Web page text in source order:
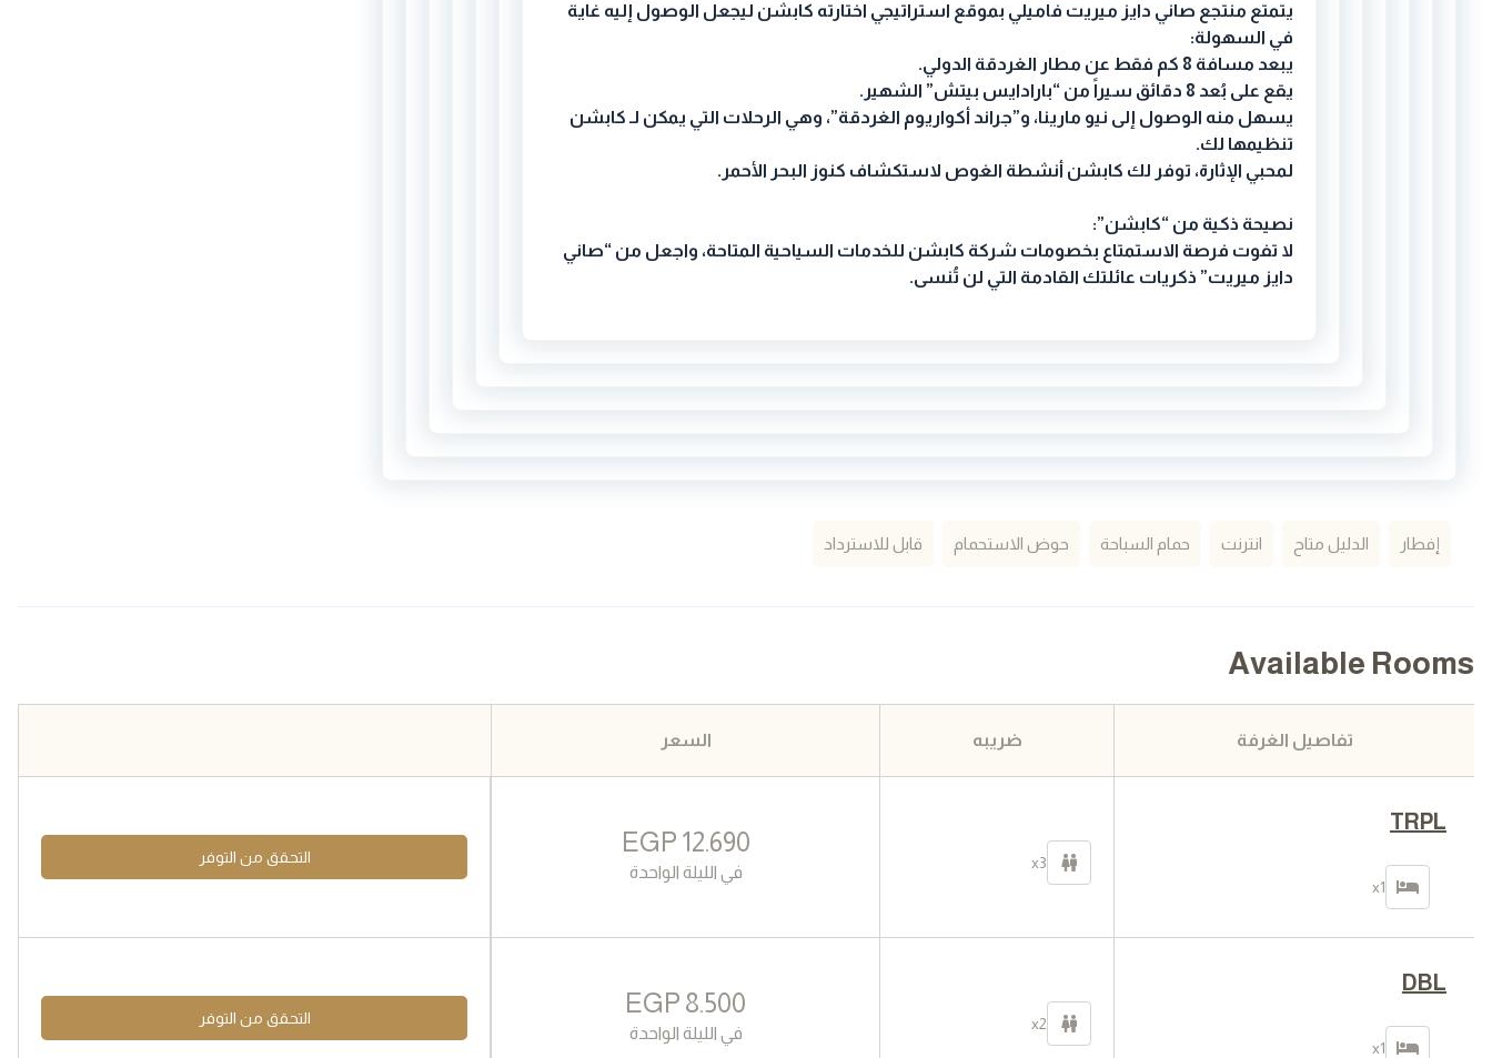
يتمتع منتجع صاني دايز ميريت فاميلي بموقع استراتيجي اختارته كابشن ليجعل الوصول إليه غاية
في السهولة:
يبعد مسافة 8 كم فقط عن مطار الغردقة الدولي.
يقع على بُعد 8 دقائق سيراً من “بارادايس بيتش” الشهير.
يسهل منه الوصول إلى نيو مارينا، و”جراند أكواريوم الغردقة”، وهي الرحلات التي يمكن لـ كابشن
تنظيمها لك.
لمحبي الإثارة، توفر لك كابشن أنشطة الغوص لاستكشاف كنوز البحر الأحمر.
نصيحة ذكية من “كابشن”:
لا تفوت فرصة الاستمتاع بخصومات شركة كابشن للخدمات السياحية المتاحة، واجعل من “صاني
دايز ميريت” ذكريات عائلتك القادمة التي لن تُنسى.
إفطار الدليل متاح انترنت حمام السباحة حوض الاستحمام قابل للاسترداد
Available Rooms
تفاصيل الغرفة ضريبه السعر
TRPL
x1
x3
12.690
EGP
في الليلة الواحدة
التحقق من التوفر
DBL
x1
x2
8.500
EGP
في الليلة الواحدة
التحقق من التوفر